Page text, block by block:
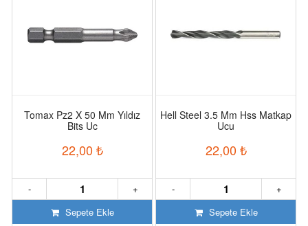
Tomax Pz2 X 50 Mm Yıldız
Bits Uc
22,00 ₺
+
-
Sepete Ekle
Hell Steel 3.5 Mm Hss Matkap
Ucu
22,00 ₺
+
-
Sepete Ekle